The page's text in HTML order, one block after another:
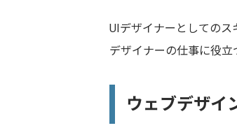
UIデザイナーとしてのス
デザイナーの仕事に役立
ウェブデザイ